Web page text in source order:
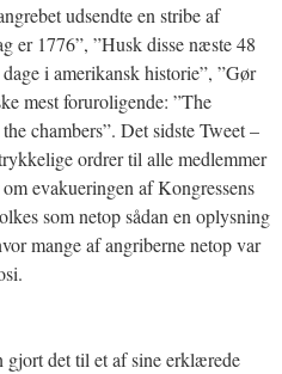
udsendte en stribe af
er 1776”, ”Husk disse næste 48
i amerikansk historie”, ”Gør
mest foruroligende: ”The
chambers”. Det sidste Tweet –
ordrer til alle medlemmer
evakueringen af Kongressens
som netop sådan en oplysning
mange af angriberne netop var
det til et af sine erklærede